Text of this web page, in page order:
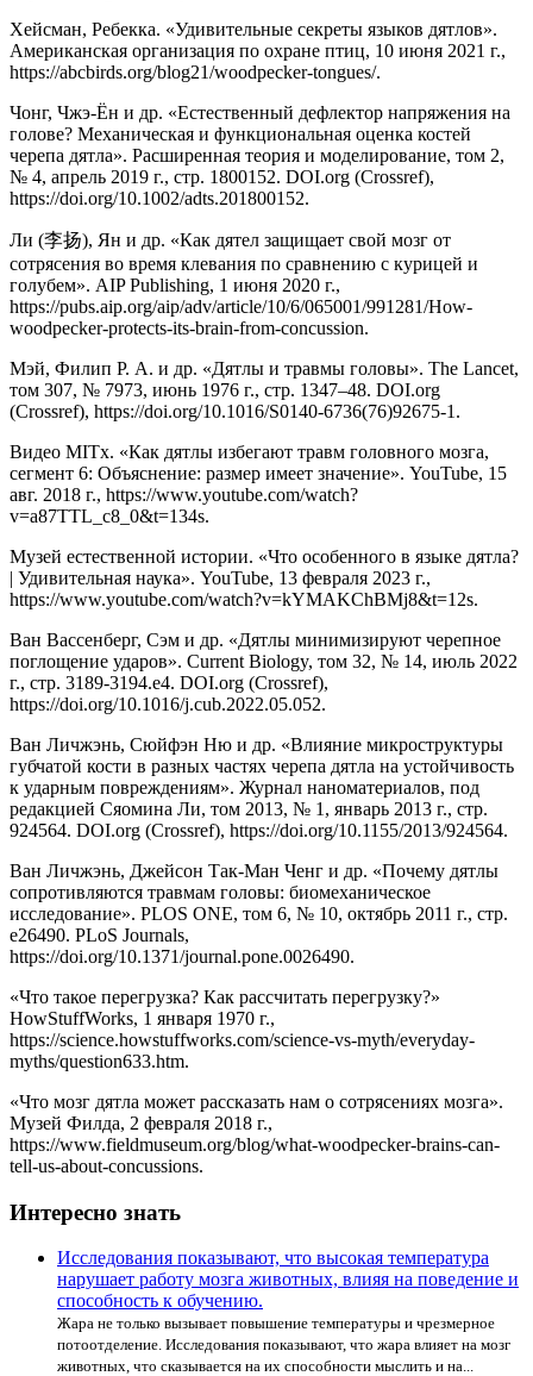
Хейсман, Ребекка. «Удивительные секреты языков дятлов».
Американская организация по охране птиц, 10 июня 2021 г.,
https://abcbirds.org/blog21/woodpecker-tongues/.
Чонг, Чжэ-Ён и др. «Естественный дефлектор напряжения на
голове? Механическая и функциональная оценка костей
черепа дятла». Расширенная теория и моделирование, том 2,
№ 4, апрель 2019 г., стр. 1800152. DOI.org (Crossref),
https://doi.org/10.1002/adts.201800152.
Ли (李扬), Ян и др. «Как дятел защищает свой мозг от
сотрясения во время клевания по сравнению с курицей и
голубем». AIP Publishing, 1 июня 2020 г.,
https://pubs.aip.org/aip/adv/article/10/6/065001/991281/How-
woodpecker-protects-its-brain-from-concussion.
Мэй, Филип Р. А. и др. «Дятлы и травмы головы». The Lancet,
том 307, № 7973, июнь 1976 г., стр. 1347–48. DOI.org
(Crossref), https://doi.org/10.1016/S0140-6736(76)92675-1.
Видео MITx. «Как дятлы избегают травм головного мозга,
сегмент 6: Объяснение: размер имеет значение». YouTube, 15
авг. 2018 г., https://www.youtube.com/watch?
v=a87TTL_c8_0&t=134s.
Музей естественной истории. «Что особенного в языке дятла?
| Удивительная наука». YouTube, 13 февраля 2023 г.,
https://www.youtube.com/watch?v=kYMAKChBMj8&t=12s.
Ван Вассенберг, Сэм и др. «Дятлы минимизируют черепное
поглощение ударов». Current Biology, том 32, № 14, июль 2022
г., стр. 3189-3194.e4. DOI.org (Crossref),
https://doi.org/10.1016/j.cub.2022.05.052.
Ван Личжэнь, Сюйфэн Ню и др. «Влияние микроструктуры
губчатой кости в разных частях черепа дятла на устойчивость
к ударным повреждениям». Журнал наноматериалов, под
редакцией Сяомина Ли, том 2013, № 1, январь 2013 г., стр.
924564. DOI.org (Crossref), https://doi.org/10.1155/2013/924564.
Ван Личжэнь, Джейсон Так-Ман Ченг и др. «Почему дятлы
сопротивляются травмам головы: биомеханическое
исследование». PLOS ONE, том 6, № 10, октябрь 2011 г., стр.
e26490. PLoS Journals,
https://doi.org/10.1371/journal.pone.0026490.
«Что такое перегрузка? Как рассчитать перегрузку?»
HowStuffWorks, 1 января 1970 г.,
https://science.howstuffworks.com/science-vs-myth/everyday-
myths/question633.htm.
«Что мозг дятла может рассказать нам о сотрясениях мозга».
Музей Филда, 2 февраля 2018 г.,
https://www.fieldmuseum.org/blog/what-woodpecker-brains-can-
tell-us-about-concussions.
Интересно знать
Исследования показывают, что высокая температура
нарушает работу мозга животных, влияя на поведение и
способность к обучению.
Жара не только вызывает повышение температуры и чрезмерное
потоотделение. Исследования показывают, что жара влияет на мозг
животных, что сказывается на их способности мыслить и на...